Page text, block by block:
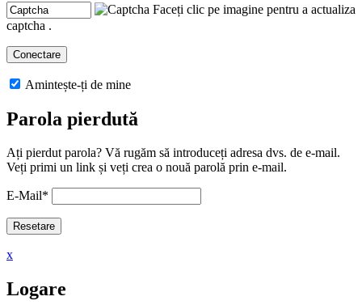
Faceți clic pe imagine pentru a actualiza
captcha .
Amintește-ți de mine
Parola pierdută
Ați pierdut parola? Vă rugăm să introduceți adresa dvs. de e-mail.
Veți primi un link și veți crea o nouă parolă prin e-mail.
E-Mail*
x
Logare